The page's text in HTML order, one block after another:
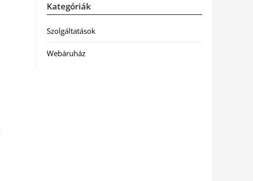
Kategóriák
Szolgáltatások
Webáruház